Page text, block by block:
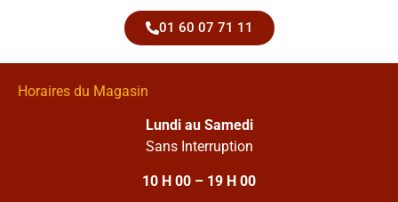
01 60 07 71 11
Horaires du Magasin
Lundi au Samedi
Sans Interruption
10 H 00 – 19 H 00